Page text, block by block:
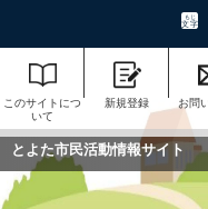
このサイトにつ
いて
新規登録 お問
とよた市民活動情報サイト